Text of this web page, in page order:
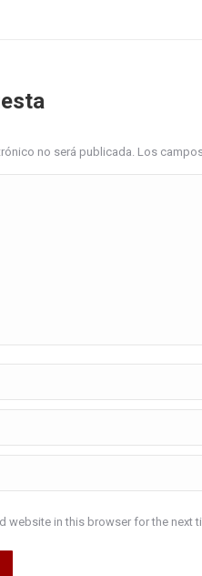
no será publicada. Los
website in this browser for the next